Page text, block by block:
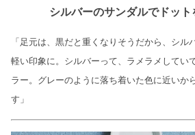
シルバーのサンダルでドッ
「足元は、黒だと重くなりそうだから、シル
軽い印象に。シルバーって、ラメラメしてい
ラー。グレーのように落ち着いた色に近いか
す」